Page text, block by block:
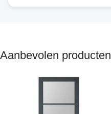
Aanbevolen producten